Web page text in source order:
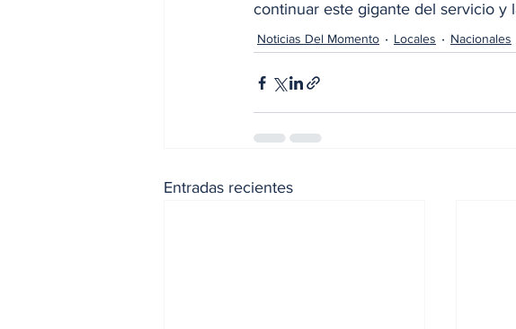
continuar este gigante del servicio y
Noticias Del Momento Locales Nacionales
Entradas recientes